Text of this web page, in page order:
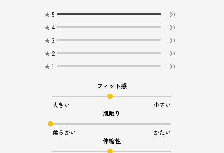
★ 5 (2)
★ 4 (0)
★ 3 (0)
★ 2 (0)
★ 1 (0)
フィット感
大きい
小さい
肌触り
柔らかい
かたい
伸縮性